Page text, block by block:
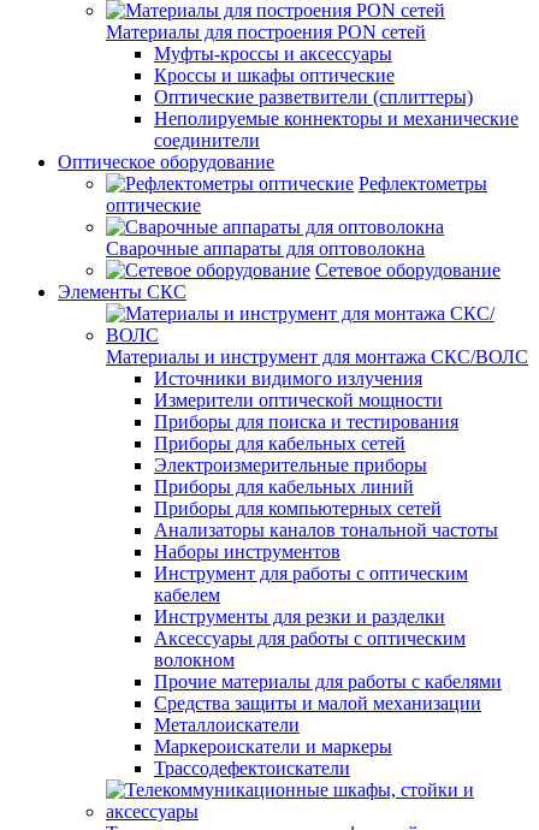
Материалы для построения PON сетей
Муфты-кроссы и аксессуары
Кроссы и шкафы оптические
Оптические разветвители (сплиттеры)
Неполируемые коннекторы и механические
соединители
Оптическое оборудование
Рефлектометры
оптические
Сварочные аппараты для оптоволокна
Сетевое оборудование
Элементы СКС
Материалы и инструмент для монтажа СКС/ВОЛС
Источники видимого излучения
Измерители оптической мощности
Приборы для поиска и тестирования
Приборы для кабельных сетей
Электроизмерительные приборы
Приборы для кабельных линий
Приборы для компьютерных сетей
Анализаторы каналов тональной частоты
Наборы инструментов
Инструмент для работы с оптическим
кабелем
Инструменты для резки и разделки
Аксессуары для работы с оптическим
волокном
Прочие материалы для работы с кабелями
Средства защиты и малой механизации
Металлоискатели
Маркероискатели и маркеры
Трассодефектоискатели